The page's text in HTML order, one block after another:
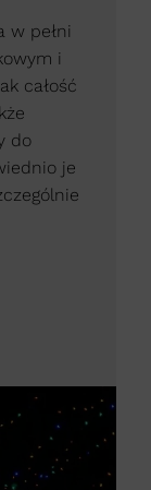
w pełni
i
całość
do
je